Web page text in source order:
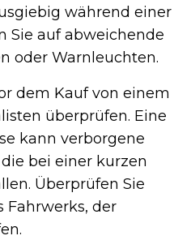
während einer
Sie auf abweichende
oder Warnleuchten.
dem Kauf von einem
überprüfen. Eine
kann verborgene
bei einer kurzen
Überprüfen Sie
Fahrwerks, der